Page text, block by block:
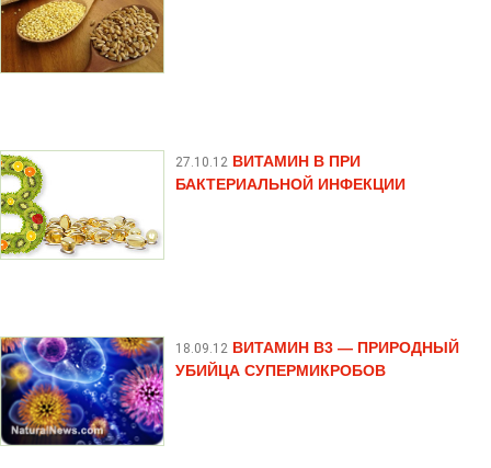
27.10.12 ВИТАМИН В ПРИ
БАКТЕРИАЛЬНОЙ ИНФЕКЦИИ
18.09.12 ВИТАМИН B3 — ПРИРОДНЫЙ
УБИЙЦА СУПЕРМИКРОБОВ